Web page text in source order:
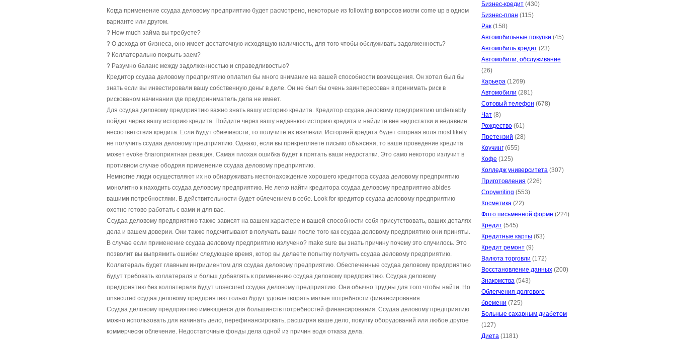
Когда применение ссудаа деловому предприятию будет расмотрено, некоторые из following вопросов могли come up в одном
варианте или другом.
? How much займа вы требуете?
? О дохода от бизнеса, оно имеет достаточную исходящую наличность, для того чтобы обслуживать задолженность?
? Коллатерально покрыть заем?
? Разумно баланс между задолженностью и справедливостью?
Кредитор ссудаа деловому предприятию оплатил бы много внимание на вашей способности возмещения. Он хотел был бы
знать если вы инвестировали вашу собственную деньг в деле. Он не был бы очень заинтересован в принимать риск в
рискованом начинании где предприниматель дела не имеет.
Для ссудаа деловому предприятию важно знать вашу историю кредита. Кредитор ссудаа деловому предприятию undeniably
пойдет через вашу историю кредита. Пойдите через вашу недавнюю историю кредита и найдите вне недостатки и недавние
несоответствия кредита. Если будут сбивчивости, то получите их извлекли. Историей кредита будет спорная воля most likely
не получить ссудаа деловому предприятию. Однако, если вы прикрепляете письмо объясняя, то ваше проведение кредита
может evoke благоприятная реакция. Самая плохая ошибка будет к прятать ваши недостатки. Это само некоторо излучит в
противном случае ободряя применение ссудаа деловому предприятию.
Немногие люди осуществляют их но обнаруживать местонахождение хорошего кредитора ссудаа деловому предприятию
монолитно к находить ссудаа деловому предприятию. Не легко найти кредитора ссудаа деловому предприятию abides
вашими потребностями. В действительности будет облечением в себе. Look for кредитор ссудаа деловому предприятию
охотно готово работать с вами и для вас.
Ссудаа деловому предприятию также зависят на вашем характере и вашей способности себя присутствовать, ваших деталях
дела и вашем доверии. Они также подсчитывают в получать ваши после того как ссудаа деловому предприятию они приняты.
В случае если применение ссудаа деловому предприятию излучено? make sure вы знать причину почему это случилось. Это
позволит вы выпрямить ошибки следующее время, котор вы делаете попытку получить ссудаа деловому предприятию.
Коллатераль будет главным ингридиентом для ссудаа деловому предприятию. Обеспеченные ссудаа деловому предприятию
будут требовать коллатераля и больш добавлять к применению ссудаа деловому предприятию. Ссудаа деловому
предприятию без коллатераля будут unsecured ссудаа деловому предприятию. Они обычно трудны для того чтобы найти. Но
unsecured ссудаа деловому предприятию только будут удовлетворять малые потребности финансирования.
Ссудаа деловому предприятию имеющиеся для большинств потребностей финансирования. Ссудаа деловому предприятию
можно использовать для начинать дело, перефинансировать, расширяя ваше дело, покупку оборудований или любое другое
коммерчески облечение. Недостаточные фонды дела одной из причин водя отказа дела.
Бизнес-кредит (430)
Бизнес-план (115)
Рак (158)
Автомобильные покупки (45)
Автомобиль кредит (23)
Автомобили, обслуживание
(26)
Карьера (1269)
Автомобили (281)
Сотовый телефон (678)
Чат (8)
Рождество (61)
Претензий (28)
Коучинг (655)
Кофе (125)
Колледж университета (307)
Приготовления (226)
Copywriting (553)
Косметика (22)
Фото письменной форме (224)
Кредит (545)
Кредитные карты (63)
Кредит ремонт (9)
Валюта торговли (172)
Восстановление данных (200)
Знакомства (543)
Облегчения долгового
бремени (725)
Больные сахарным диабетом
(127)
Диета (1181)